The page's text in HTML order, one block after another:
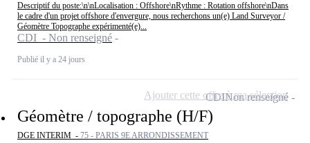
Descriptif du poste:\n\nLocalisation : Offshore\nRythme : Rotation offshore\nDans
le cadre d'un projet offshore d'envergure, nous recherchons un(e) Land Surveyor /
Géomètre Topographe expérimenté(e)...
CDI - Non renseigné
Publié il y a 24 jours
Géomètre / topographe (H/F)
DGE INTERIM - 75 - PARIS 9E ARRONDISSEMENT
CDINon renseigné
Ajouter cette offre à ma sélection